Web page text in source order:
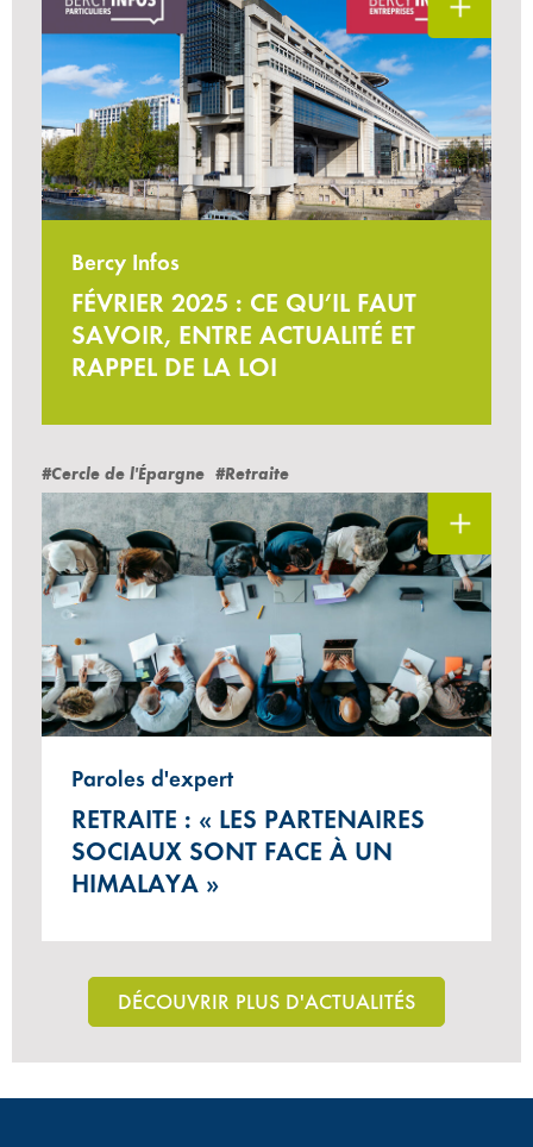
Bercy Infos
FÉVRIER 2025 : CE QU’IL FAUT
SAVOIR, ENTRE ACTUALITÉ ET
RAPPEL DE LA LOI
#Cercle de l'Épargne #Retraite
Paroles d'expert
RETRAITE : « LES PARTENAIRES
SOCIAUX SONT FACE À UN
HIMALAYA »
DÉCOUVRIR PLUS D'ACTUALITÉS